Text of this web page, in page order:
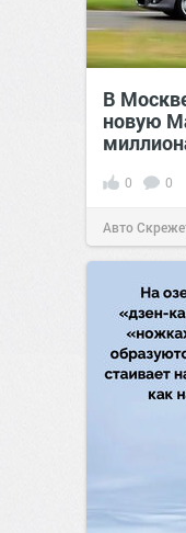
В
новую
0 0
Авто